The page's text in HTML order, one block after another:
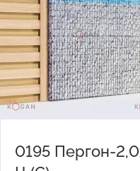
0195 Пергон-